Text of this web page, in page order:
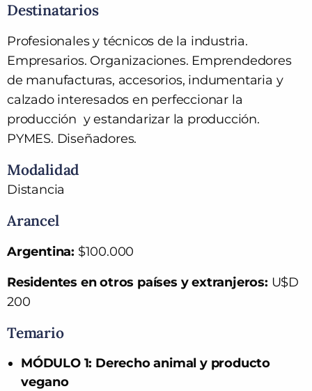
Destinatarios
Profesionales y técnicos de la industria.
Empresarios. Organizaciones. Emprendedores
de manufacturas, accesorios, indumentaria y
calzado interesados en perfeccionar la
producción y estandarizar la producción.
PYMES. Diseñadores.
Modalidad
Distancia
Arancel
Argentina: $100.000
Residentes en otros países y extranjeros: U$D
200
Temario
MÓDULO 1: Derecho animal y producto
vegano